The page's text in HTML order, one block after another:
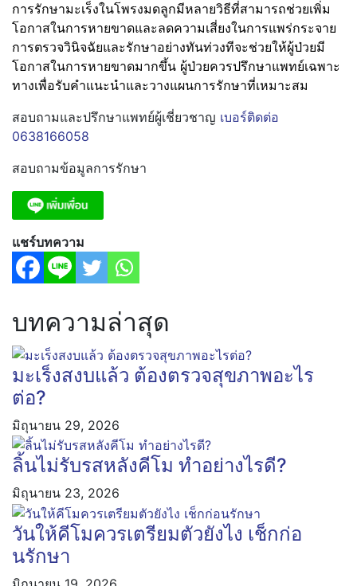
การรักษามะเร็งในโพรงมดลูกมีหลายวิธีที่สามารถช่วยเพิ่ม
โอกาสในการหายขาดและลดความเสี่ยงในการแพร่กระจาย
การตรวจวินิจฉัยและรักษาอย่างทันท่วงทีจะช่วยให้ผู้ป่วยมี
โอกาสในการหายขาดมากขึ้น ผู้ป่วยควรปรึกษาแพทย์เฉพาะ
ทางเพื่อรับคำแนะนำและวางแผนการรักษาที่เหมาะสม
สอบถามและปรึกษาแพทย์ผู้เชี่ยวชาญ เบอร์ติดต่อ
0638166058
สอบถามข้อมูลการรักษา
แชร์บทความ
บทความล่าสุด
มะเร็งสงบแล้ว ต้องตรวจสุขภาพอะไร
ต่อ?
มิถุนายน 29, 2026
ลิ้นไม่รับรสหลังคีโม ทำอย่างไรดี?
มิถุนายน 23, 2026
วันให้คีโมควรเตรียมตัวยังไง เช็กก่อ
นรักษา